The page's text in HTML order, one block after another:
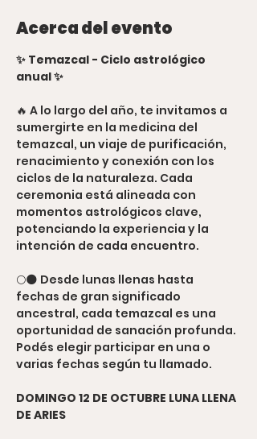
Acerca del evento
✨ Temazcal - Ciclo astrológico
anual ✨
🔥 A lo largo del año, te invitamos a
sumergirte en la medicina del
temazcal, un viaje de purificación,
renacimiento y conexión con los
ciclos de la naturaleza. Cada
ceremonia está alineada con
momentos astrológicos clave,
potenciando la experiencia y la
intención de cada encuentro.
🌕🌑 Desde lunas llenas hasta
fechas de gran significado
ancestral, cada temazcal es una
oportunidad de sanación profunda.
Podés elegir participar en una o
varias fechas según tu llamado.
DOMINGO 12 DE OCTUBRE LUNA LLENA
DE ARIES